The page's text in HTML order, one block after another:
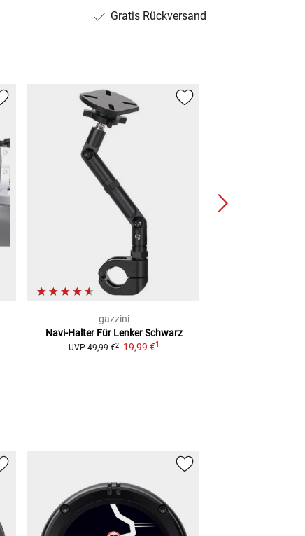
Gratis Rückversand
gazzini
Navi-Halter Für LenkerSchwarz
UVP 49,99 €2 19,99 €1